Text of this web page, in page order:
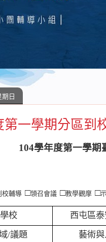
期日
第一學期分區到
104學年度第一學期
校輔導 □領召會議 □教學觀摩 □
校
西屯區
/議題 藝術